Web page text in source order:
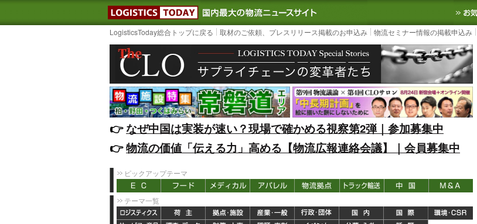
LOGISTICS TODAY｜国内最大の物流ニュースサイト3PL, SCMなど国内外の
LogisticsToday総合トップに戻る 取材のご依頼、プレスリリース掲載のお申込み 物流セミナー情報の掲載申込み
👉️なぜ中国は実装が速い？現場で確かめる視察第2弾｜参加募集中
👉️物流の価値「伝える力」高める【物流広報連絡会議】｜会員募集中
ピックアップテーマ
テーマ一覧